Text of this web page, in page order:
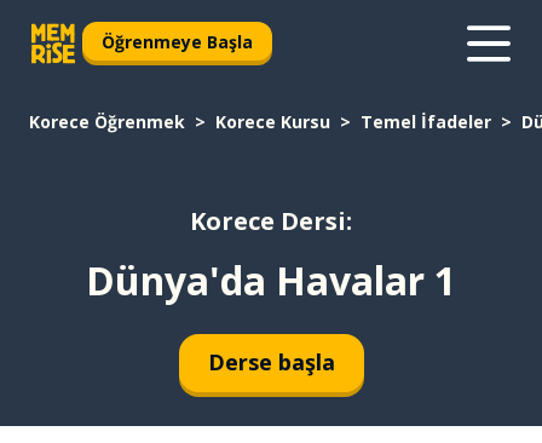
Öğrenmeye Başla
Korece Öğrenmek Korece Kursu Temel İfadeler
Korece Dersi:
Dünya'da Havalar 1
Derse başla